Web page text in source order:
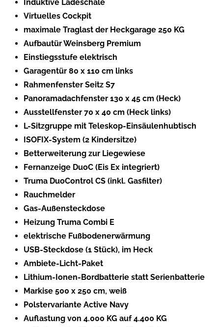
Induktive Ladeschale
Virtuelles Cockpit
maximale Traglast der Heckgarage 250 KG
Aufbautür Weinsberg Premium
Einstiegsstufe elektrisch
Garagentür 80 x 110 cm links
Rahmenfenster Seitz S7
Panoramadachfenster 130 x 45 cm (Heck)
Ausstellfenster 70 x 40 cm (Heck links)
L-Sitzgruppe mit Teleskop-Einsäulenhubtisch
ISOFIX-System (2 Kindersitze)
Betterweiterung zur Liegewiese
Fernanzeige DuoC (Eis Ex integriert)
Truma DuoControl CS (inkl. Gasfilter)
Rauchmelder
Gas-Außensteckdose
Heizung Truma Combi E
elektrische Fußbodenerwärmung
USB-Steckdose (1 Stück), im Heck
Ambiete-Licht-Paket
Lithium-Ionen-Bordbatterie statt Serienbatterie
Markise 500 x 250 cm, weiß
Polstervariante Active Navy
Auflastung von 4.000 KG auf 4.400 KG